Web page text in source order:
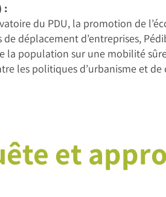
:
du PDU, la promotion de
déplacement d’entreprises,
la population sur une mobilité
les politiques d’urbanisme et
et